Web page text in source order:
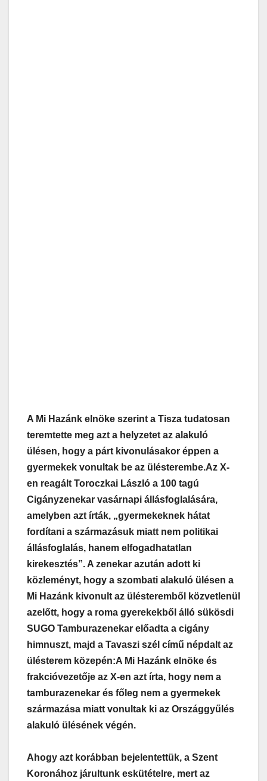
A Mi Hazánk elnöke szerint a Tisza tudatosan
teremtette meg azt a helyzetet az alakuló
ülésen, hogy a párt kivonulásakor éppen a
gyermekek vonultak be az ülésterembe.Az X-
en reagált Toroczkai László a 100 tagú
Cigányzenekar vasárnapi állásfoglalására,
amelyben azt írták, „gyermekeknek hátat
fordítani a származásuk miatt nem politikai
állásfoglalás, hanem elfogadhatatlan
kirekesztés”. A zenekar azután adott ki
közleményt, hogy a szombati alakuló ülésen a
Mi Hazánk kivonult az ülésteremből közvetlenül
azelőtt, hogy a roma gyerekekből álló sükösdi
SUGO Tamburazenekar előadta a cigány
himnuszt, majd a Tavaszi szél című népdalt az
ülésterem közepén:A Mi Hazánk elnöke és
frakcióvezetője az X-en azt írta, hogy nem a
tamburazenekar és főleg nem a gyermekek
származása miatt vonultak ki az Országgyűlés
alakuló ülésének végén.
Ahogy azt korábban bejelentettük, a Szent
Koronához járultunk eskütételre, mert az